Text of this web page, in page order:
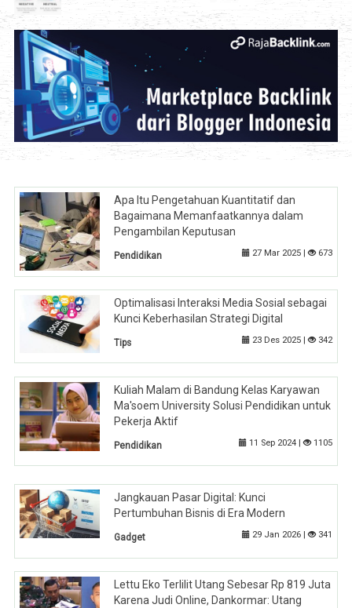
Apa Itu Pengetahuan Kuantitatif dan
Bagaimana Memanfaatkannya dalam
Pengambilan Keputusan
Pendidikan 27 Mar 2025 | 673
Optimalisasi Interaksi Media Sosial sebagai
Kunci Keberhasilan Strategi Digital
Tips 23 Des 2025 | 342
Kuliah Malam di Bandung Kelas Karyawan
Ma'soem University Solusi Pendidikan untuk
Pekerja Aktif
Pendidikan 11 Sep 2024 | 1105
Jangkauan Pasar Digital: Kunci
Pertumbuhan Bisnis di Era Modern
Gadget 29 Jan 2026 | 341
Lettu Eko Terlilit Utang Sebesar Rp 819 Juta
Karena Judi Online, Dankormar: Utang